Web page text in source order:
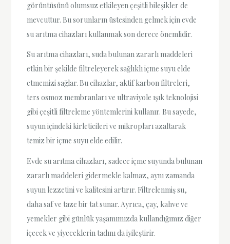
görüntüsünü olumsuz etkileyen çeşitli bileşikler de
mevcuttur. Bu sorunların üstesinden gelmek için evde
su arıtma cihazları kullanmak son derece önemlidir.
Su arıtma cihazları, suda bulunan zararlı maddeleri
etkin bir şekilde filtreleyerek sağlıklı içme suyu elde
etmemizi sağlar. Bu cihazlar, aktif karbon filtreleri,
ters osmoz membranları ve ultraviyole ışık teknolojisi
gibi çeşitli filtreleme yöntemlerini kullanır. Bu sayede,
suyun içindeki kirleticileri ve mikropları azaltarak
temiz bir içme suyu elde edilir.
Evde su arıtma cihazları, sadece içme suyunda bulunan
zararlı maddeleri gidermekle kalmaz, aynı zamanda
suyun lezzetini ve kalitesini artırır. Filtrelenmiş su,
daha saf ve taze bir tat sunar. Ayrıca, çay, kahve ve
yemekler gibi günlük yaşamımızda kullandığımız diğer
içecek ve yiyeceklerin tadını da iyileştirir.